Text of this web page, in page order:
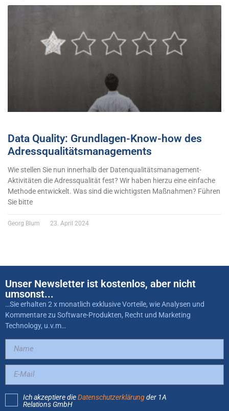
Data Quality: Grundlagen-Know-how des
Adressqualitätsmanagements
Wie stellen Sie nun innerhalb der Datenqualitätsmanagement-
Aktivitäten die Adressqualität fest? Wir haben hierzu eine einfache
Methode entwickelt. Was sind die wichtigsten Maßnahmen? Führen
Sie bitte
Georg Blum 23. April 2024
Unser Newsletter ist kostenlos, aber nicht
umsonst...
…Sie erhalten 2 x monatlich exklusive Vorteile, wie Analysen und
Kommentare zu Software-Produkten, Recht und Marketing
Technology, u.v.m…
Ich akzeptiere dieDatenschutzerklärungder 1A
Relations GmbH